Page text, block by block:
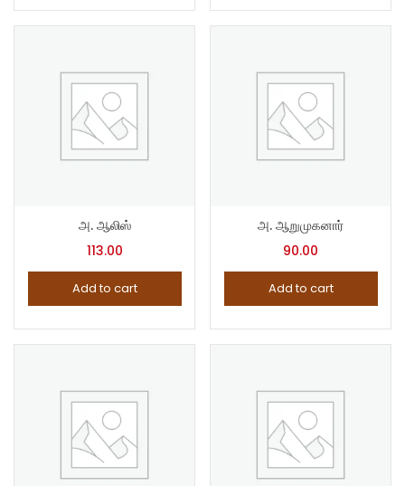
அ. ஆலிஸ்
113.00
Add to cart
அ. ஆறுமுகனார்
90.00
Add to cart